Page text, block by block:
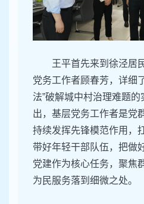
王平首先来到徐泾居
党务工作者顾春芳，详细
法”破解城中村治理难题
出，基层党务工作者是党
持续发挥先锋模范作用，
带好年轻干部队伍，把做
党建作为核心任务，聚焦
为民服务落到细微之处。